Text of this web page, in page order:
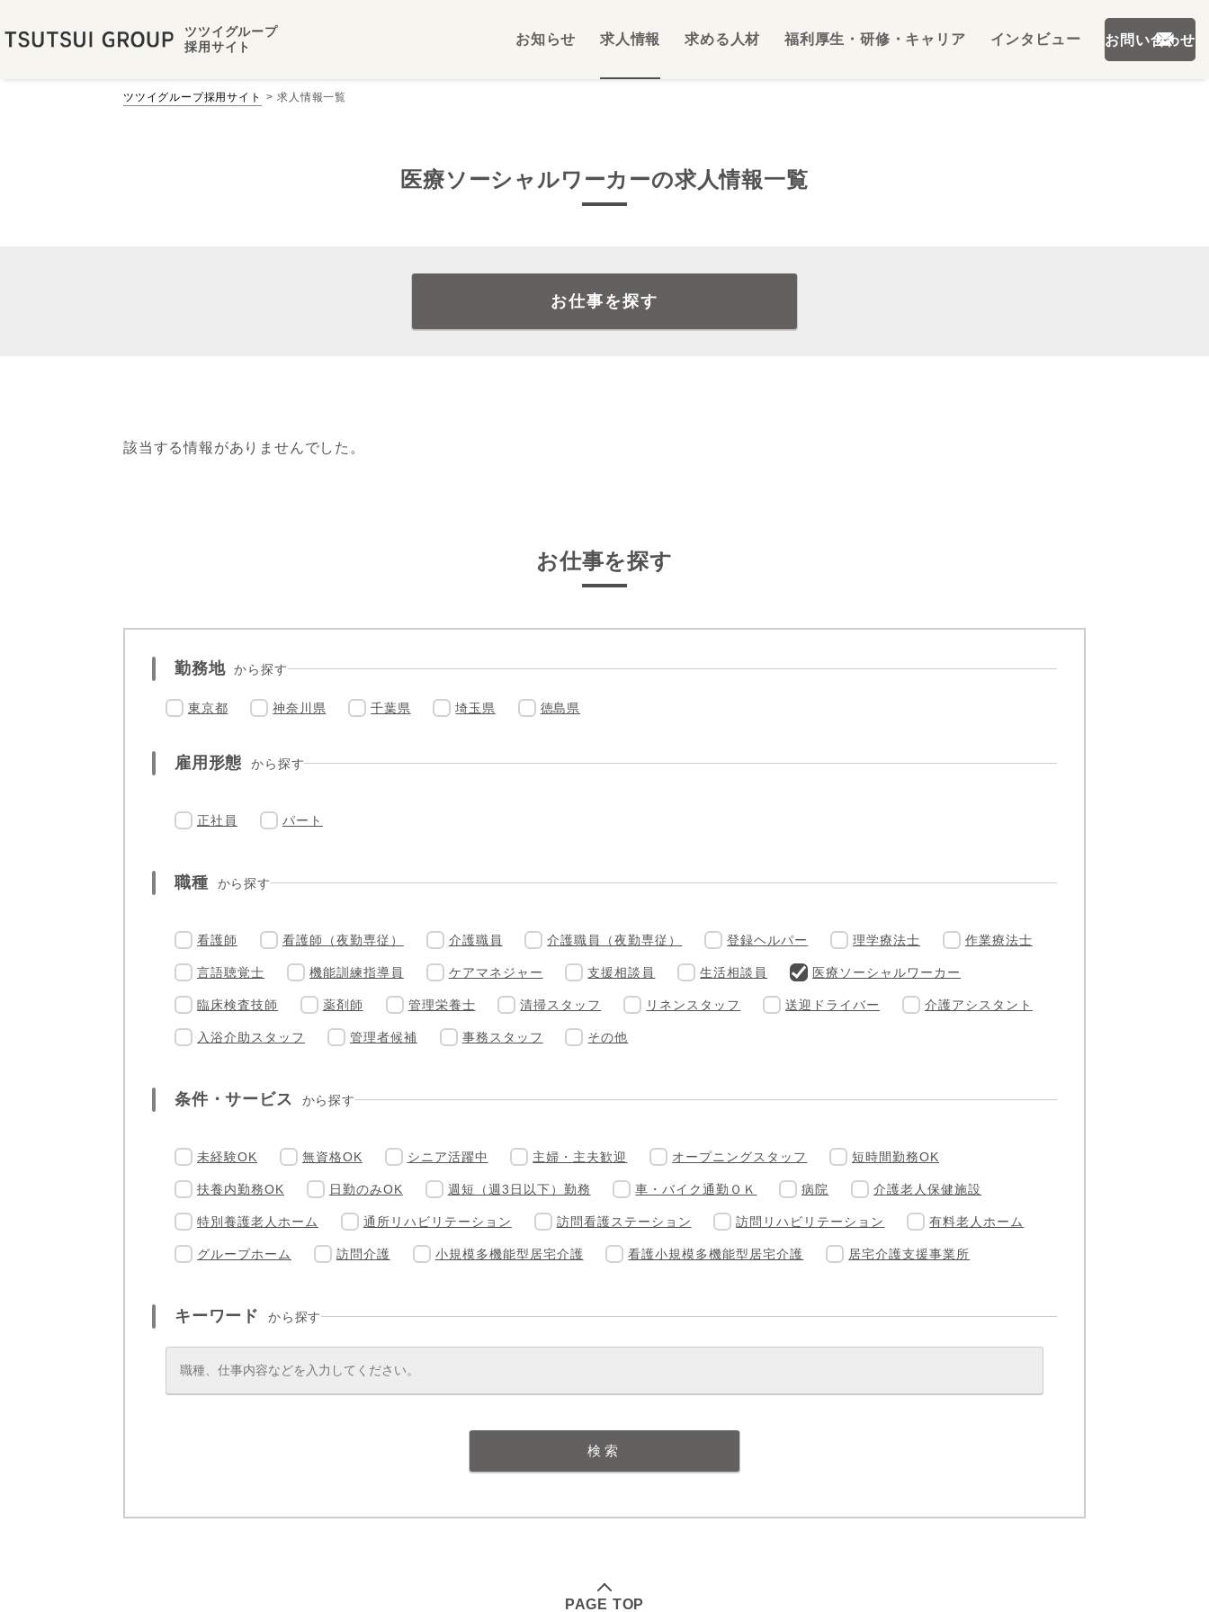
ツツイグループ
採用サイト
お知らせ 求人情報 求める人材 福利厚生・研修・キャリア インタビュー お問い合わせ
ツツイグループ採用サイト 求人情報一覧
医療ソーシャルワーカーの求人情報一覧
お仕事を探す
該当する情報がありませんでした。
お仕事を探す
勤務地 から探す
東京都 神奈川県 千葉県 埼玉県 徳島県
雇用形態 から探す
正社員 パート
職種 から探す
看護師 看護師（夜勤専従） 介護職員 介護職員（夜勤専従） 登録ヘルパー 理学療法士 作業療法士
言語聴覚士 機能訓練指導員 ケアマネジャー 支援相談員 生活相談員 医療ソーシャルワーカー
臨床検査技師 薬剤師 管理栄養士 清掃スタッフ リネンスタッフ 送迎ドライバー 介護アシスタント
入浴介助スタッフ 管理者候補 事務スタッフ その他
条件・サービス から探す
未経験OK 無資格OK シニア活躍中 主婦・主夫歓迎 オープニングスタッフ 短時間勤務OK
扶養内勤務OK 日勤のみOK 週短（週3日以下）勤務 車・バイク通勤ＯＫ 病院 介護老人保健施設
特別養護老人ホーム 通所リハビリテーション 訪問看護ステーション 訪問リハビリテーション 有料老人ホーム
グループホーム 訪問介護 小規模多機能型居宅介護 看護小規模多機能型居宅介護 居宅介護支援事業所
キーワード から探す
PAGE TOP